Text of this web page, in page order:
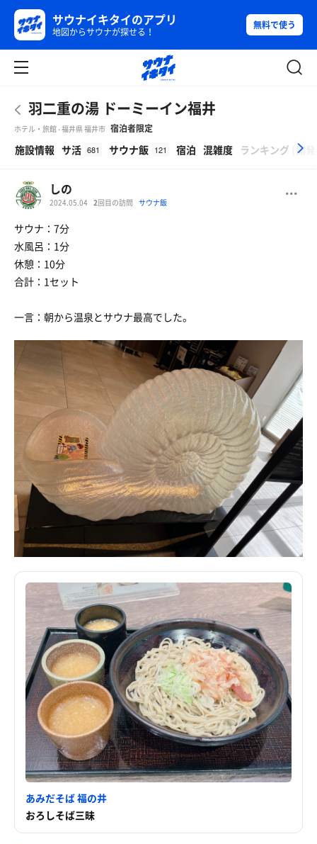
サウナイキタイのアプリ
地図からサウナが探せる！
無料で使う
羽二重の湯 ドーミーイン福井
ホテル・旅館 - 福井県 福井市 宿泊者限定
施設情報 サ活 681 サウナ飯 121 宿泊 混雑度 ランキング 開
しの
2024.05.04 2回目の訪問 サウナ飯
サウナ：7分
水風呂：1分
休憩：10分
合計：1セット
一言：朝から温泉とサウナ最高でした。
あみだそば 福の井
おろしそば三昧